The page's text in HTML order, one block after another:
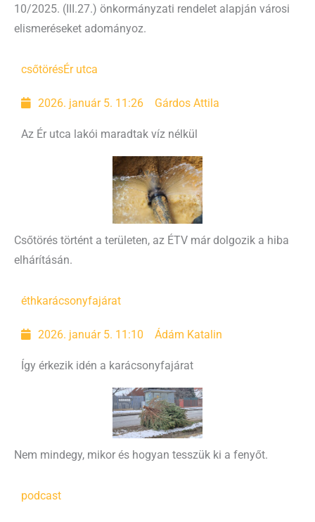
10/2025. (III.27.) önkormányzati rendelet alapján városi
elismeréseket adományoz.
csőtörésÉr utca
2026. január 5. 11:26 Gárdos Attila
Az Ér utca lakói maradtak víz nélkül
Csőtörés történt a területen, az ÉTV már dolgozik a hiba
elhárításán.
éthkarácsonyfajárat
2026. január 5. 11:10 Ádám Katalin
Így érkezik idén a karácsonyfajárat
Nem mindegy, mikor és hogyan tesszük ki a fenyőt.
podcast